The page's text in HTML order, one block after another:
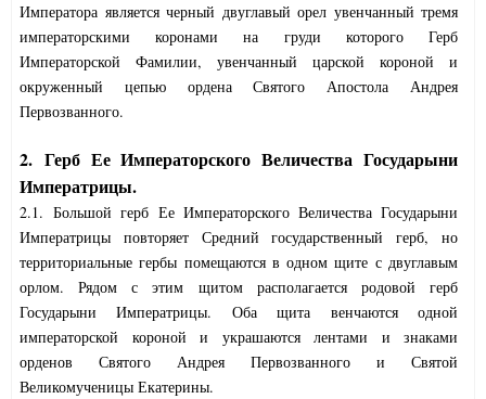
Императора является черный двуглавый орел увенчанный тремя
императорскими коронами на груди которого Герб
Императорской Фамилии, увенчанный царской короной и
окруженный цепью ордена Святого Апостола Андрея
Первозванного.
2. Герб Ее Императорского Величества Государыни
Императрицы.
2.1. Большой герб Ее Императорского Величества Государыни
Императрицы повторяет Средний государственный герб, но
территориальные гербы помещаются в одном щите с двуглавым
орлом. Рядом с этим щитом располагается родовой герб
Государыни Императрицы. Оба щита венчаются одной
императорской короной и украшаются лентами и знаками
орденов Святого Андрея Первозванного и Святой
Великомученицы Екатерины.